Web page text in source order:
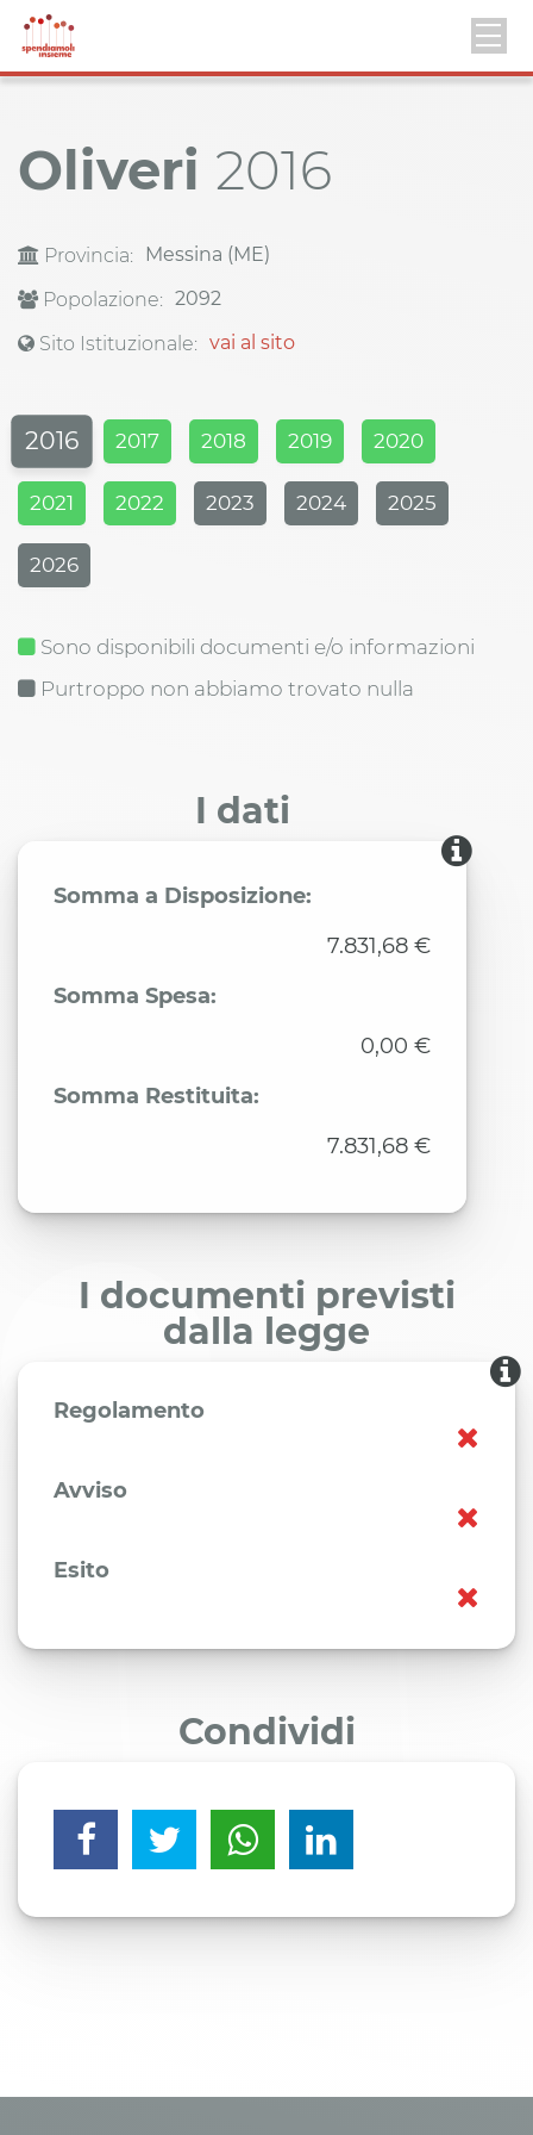
Oliveri 2016
Provincia:
Messina (ME)
Popolazione: 2092
Sito Istituzionale: vai al sito
2016 2017 2018 2019 2020
2021 2022 2023 2024 2025
2026
Sono disponibili documenti e/o informazioni
Purtroppo non abbiamo trovato nulla
I dati
Somma a Disposizione:
7.831,68 €
Somma Spesa:
0,00 €
Somma Restituita:
7.831,68 €
I documenti previsti
dalla legge
Regolamento
Avviso
Esito
Condividi